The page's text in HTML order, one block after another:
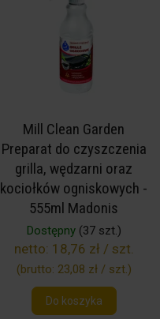
Mill Clean Garden
Preparat do czyszczenia
grilla, wędzarni oraz
kociołków ogniskowych -
555ml Madonis
Dostępny(37 szt.)
netto: 18,76 zł / szt.
(brutto: 23,08 zł / szt.)
Do koszyka